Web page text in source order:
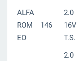
ALFA
ROM
EO
146
2.0
16V
T.S.
2.0